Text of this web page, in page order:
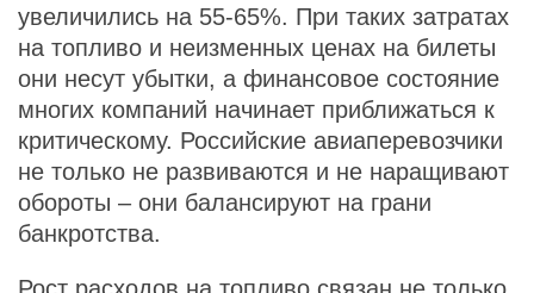
увеличились на 55-65%. При таких затратах
на топливо и неизменных ценах на билеты
они несут убытки, а финансовое состояние
многих компаний начинает приближаться к
критическому. Российские авиаперевозчики
не только не развиваются и не наращивают
обороты – они балансируют на грани
банкротства.